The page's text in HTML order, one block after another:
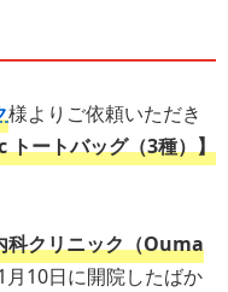
様よりご依頼いただき
ートバッグ（3種）】
科クリニック（Ouma
10日に開院したばか